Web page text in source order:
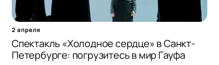
2 апреля
Спектакль «Холодное сердце» в Санкт-
Петербурге: погрузитесь в мир Гауфа